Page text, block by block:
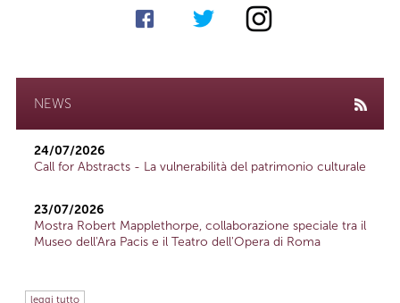
NEWS
24/07/2026
Call for Abstracts - La vulnerabilità del patrimonio culturale
23/07/2026
Mostra Robert Mapplethorpe, collaborazione speciale tra il
Museo dell'Ara Pacis e il Teatro dell'Opera di Roma
leggi tutto